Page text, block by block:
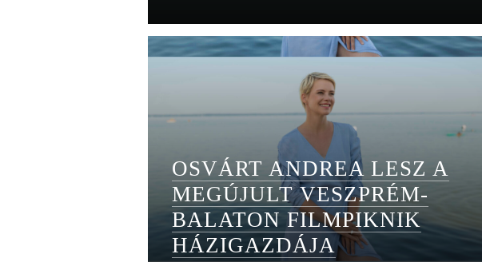
OSVÁRT ANDREA LESZ A
MEGÚJULT VESZPRÉM-
BALATON FILMPIKNIK
HÁZIGAZDÁJA